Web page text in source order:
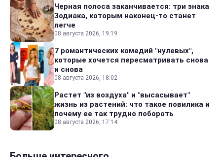
Черная полоса заканчивается: три знака
Зодиака, которым наконец-то станет
легче
08 августа 2026, 19:19
7 романтических комедий "нулевых",
которые хочется пересматривать снова
и снова
08 августа 2026, 18:02
Растет "из воздуха" и "высасывает"
жизнь из растений: что такое повилика и
почему ее так трудно побороть
08 августа 2026, 17:14